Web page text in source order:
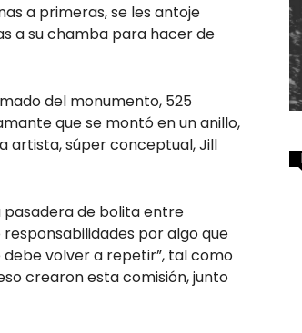
a primeras, se les antoje
a su chamba para hacer de
del monumento, 525
que se montó en un anillo,
artista, súper conceptual, Jill
pasadera de bolita entre
por algo que
debe volver a repetir”, tal como
crearon esta comisión, junto